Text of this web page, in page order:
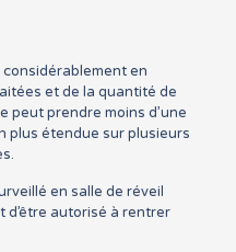
en
et de la quantité de
peut prendre moins d’une
plus étendue sur plusieurs
en salle de réveil
autorisé à rentrer